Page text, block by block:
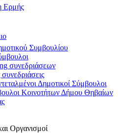
Ερμής
Συμβουλίου
συνεδριάσεων
Δημοτικοί Σύμβουλοι
Κοινοτήτων Δήμου Θηβαίων
Οργανισμοί